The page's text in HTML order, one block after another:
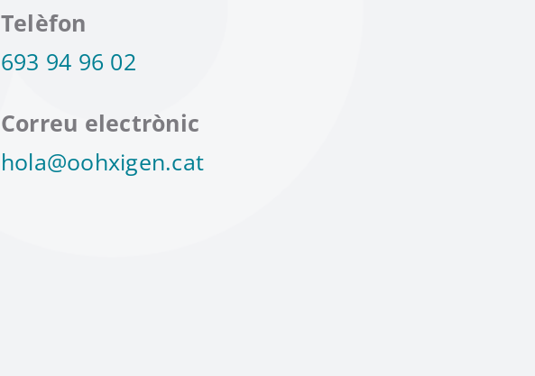
Telèfon
693 94 96 02
Correu electrònic
hola@oohxigen.cat